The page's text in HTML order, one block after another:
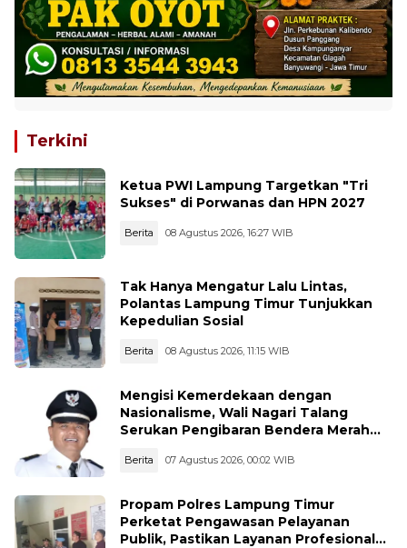
Terkini
Ketua PWI Lampung Targetkan "Tri
Sukses" di Porwanas dan HPN 2027
Berita 08 Agustus 2026, 16:27 WIB
Tak Hanya Mengatur Lalu Lintas,
Polantas Lampung Timur Tunjukkan
Kepedulian Sosial
Berita 08 Agustus 2026, 11:15 WIB
Mengisi Kemerdekaan dengan
Nasionalisme, Wali Nagari Talang
Serukan Pengibaran Bendera Merah
Berita 07 Agustus 2026, 00:02 WIB
Propam Polres Lampung Timur
Perketat Pengawasan Pelayanan
Publik, Pastikan Layanan Profesional